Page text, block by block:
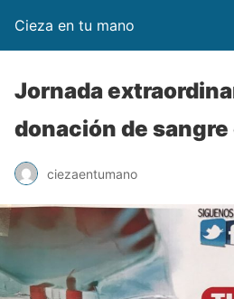
Cieza en tu mano
Jornada
donación de sangre
ciezaentumano